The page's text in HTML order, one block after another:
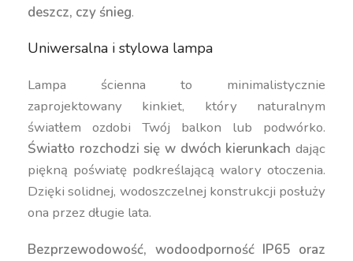
deszcz, czy śnieg.
Uniwersalna i stylowa lampa
Lampa ścienna to minimalistycznie
zaprojektowany kinkiet, który naturalnym
światłem ozdobi Twój balkon lub podwórko.
Światło rozchodzi się w dwóch kierunkach dając
piękną poświatę podkreślającą walory otoczenia.
Dzięki solidnej, wodoszczelnej konstrukcji posłuży
ona przez długie lata.
Bezprzewodowość, wodoodporność IP65 oraz